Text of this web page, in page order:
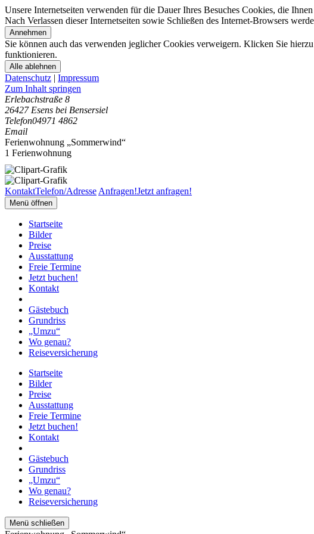
Unsere Internetseiten verwenden für die Dauer Ihres Besuches Cookies, die
Nach Verlassen dieser Internetseiten sowie Schließen des Internet-Browsers
Annehmen
Sie können auch das verwenden jeglicher Cookies verweigern. Klicken Sie
funktionieren.
Alle ablehnen
Datenschutz | Impressum
Zum Inhalt springen
Erlebachstraße 8
26427 Esens bei Bensersiel
Telefon04971 4862
Email
Ferienwohnung „Sommerwind“
1 Ferienwohnung
KontaktTelefon/Adresse Anfragen!Jetzt anfragen!
Menü öffnen
Startseite
Bilder
Preise
Ausstattung
Freie Termine
Jetzt buchen!
Kontakt
Gästebuch
Grundriss
„Umzu“
Wo genau?
Reiseversicherung
Startseite
Bilder
Preise
Ausstattung
Freie Termine
Jetzt buchen!
Kontakt
Gästebuch
Grundriss
„Umzu“
Wo genau?
Reiseversicherung
Menü schließen